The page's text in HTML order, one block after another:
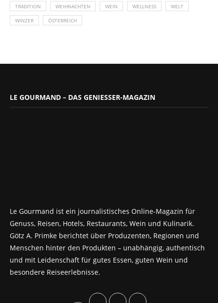
TRADITION WEIHNACHTEN WEIN WELLNESS WELT
WINZER ÖSTERREICH
LE GOURMAND – DAS GENIESSER-MAGAZIN
Le Gourmand ist ein journalistisches Online-Magazin für
Genuss, Reisen, Hotels, Restaurants, Wein und Kulinarik.
Götz A. Primke berichtet über Produzenten, Regionen und
Menschen hinter den Produkten – unabhängig, authentisch
und mit Leidenschaft für gutes Essen, guten Wein und
besondere Reiseerlebnisse.